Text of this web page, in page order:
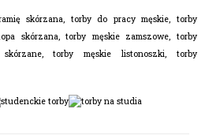
skórzana, torby do pracy męskie,torby
skórzana,torby męskie zamszowe,torby
,torby męskie listonoszki,torby